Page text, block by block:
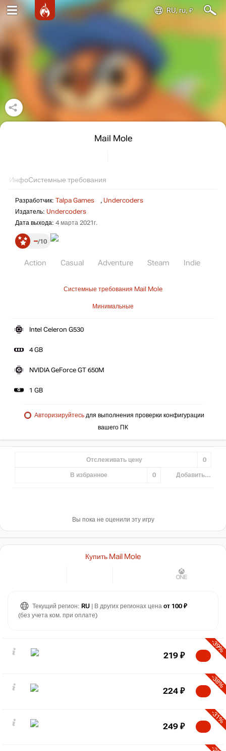
RU, ru, ₽
Mail Mole
ИнфоСистемные требования
Разработчик: Talpa Games , Undercoders
Издатель: Undercoders
Дата выхода: 4 марта 2021г.
– 10
Action Casual Adventure Steam Indie
Системные требования Mail Mole
Минимальные
Intel Celeron G530
4 GB
NVIDIA GeForce GT 650M
1 GB
Авторизируйтесь для выполнения проверки конфигурации
вашего ПК
Отслеживать цену 0
В избранное 0 Добавить...
Вы пока не оценили эту игру
Купить Mail Mole
Текущий регион: RU | В других регионах цена от 100 ₽
(без учета ком. при оплате)
-39%
219 ₽
-38%
224 ₽
-31%
249 ₽